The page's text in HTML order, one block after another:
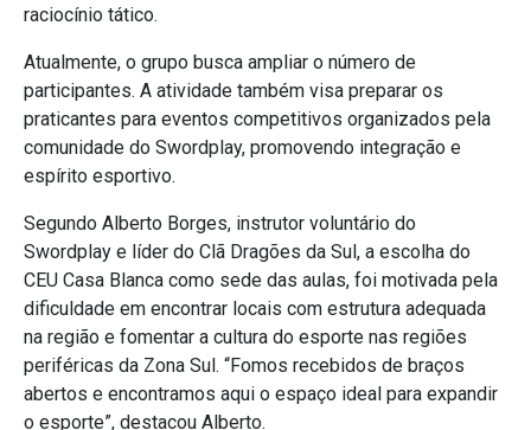
raciocínio tático.
Atualmente, o grupo busca ampliar o número de
participantes. A atividade também visa preparar os
praticantes para eventos competitivos organizados pela
comunidade do Swordplay, promovendo integração e
espírito esportivo.
Segundo Alberto Borges, instrutor voluntário do
Swordplay e líder do Clã Dragões da Sul, a escolha do
CEU Casa Blanca como sede das aulas, foi motivada pela
dificuldade em encontrar locais com estrutura adequada
na região e fomentar a cultura do esporte nas regiões
periféricas da Zona Sul. “Fomos recebidos de braços
abertos e encontramos aqui o espaço ideal para expandir
o esporte”, destacou Alberto.